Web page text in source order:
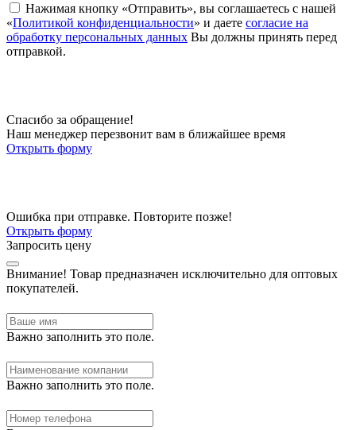
Нажимая кнопку «Отправить», вы соглашаетесь с нашей
«Политикой конфиденциальности» и даете согласие на
обработку персональных данных Вы должны принять перед
отправкой.
Спасибо за обращение!
Наш менеджер перезвонит вам в ближайшее время
Открыть форму
Ошибка при отправке. Повторите позже!
Открыть форму
Запросить цену
Внимание! Товар предназначен исключительно для оптовых
покупателей.
Важно заполнить это поле.
Важно заполнить это поле.